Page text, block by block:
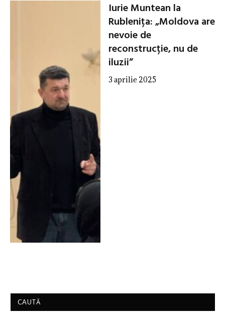
Iurie Muntean la
Rublenița: „Moldova are
nevoie de
reconstrucție, nu de
iluzii”
3 aprilie 2025
CAUTĂ